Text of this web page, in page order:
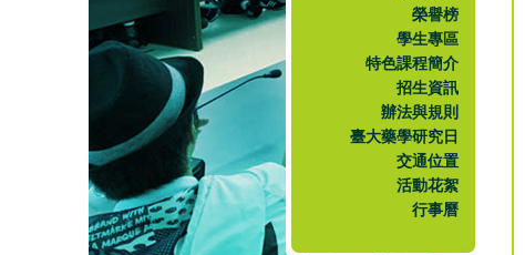
榮譽榜
學生專區
特色課程簡介
招生資訊
辦法與規則
臺大藥學研究日
交通位置
活動花絮
行事曆